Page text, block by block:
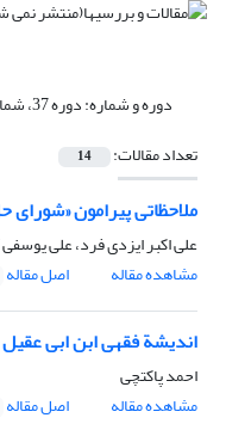
دوره و شماره:دوره 37، شماره 4 - شماره پیاپی 809، زمستان 1383 (76)
تعداد مقالات:
14
ملاحظاتی پیرامون «شورای
علی اکبر ایزدی فرد، علی
مشاهده مقاله
اصل مقاله
اندیشة فقهی ابن ابی
احمد پاکتچی
مشاهده مقاله
اصل مقاله